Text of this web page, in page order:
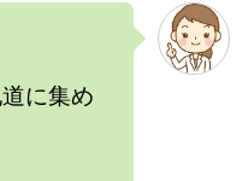
に集め